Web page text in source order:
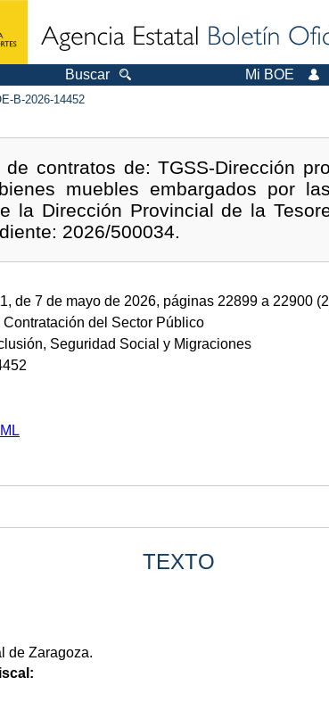
Buscar Mi BOE
B-2026-14452
contratos de: TGSS-Dirección
muebles embargados por
la Dirección Provincial de la
2026/500034.
de 7 de mayo de 2026, páginas 22899 a 22900 (2
Contratación del Sector Público
Seguridad Social y Migraciones
TEXTO
de Zaragoza.